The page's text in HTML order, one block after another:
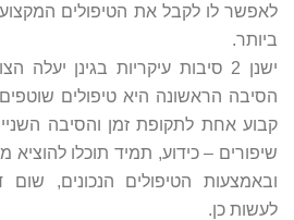
לאפשר לו לקבל את הטיפולים
ביותר.
ישנן 2 סיבות עיקריות בגינן
הסיבה הראשונה היא טיפולים
קבוע אחת לתקופת זמן והסיבה
שיפורים – כידוע, תמיד תוכלו
ובאמצעות הטיפולים הנכונים,
לעשות כן.